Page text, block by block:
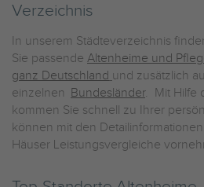
Verzeichnis
In unserem Städteverzeichnis
Sie passende Altenheime und
ganz Deutschland und zusätzlich
einzelnen Bundesländer. Mit Hilfe
kommen Sie schnell zu Ihrer
können mit den
Häuser Leistungsvergleiche